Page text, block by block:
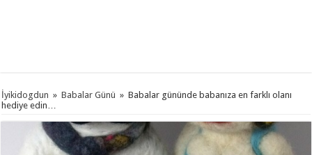
İyikidogdun » Babalar Günü » Babalar gününde babanıza en farklı olanı
hediye edin…